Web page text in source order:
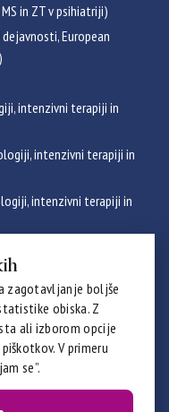
in ZT v psihiatriji)
dejavnosti, European
intenzivni terapiji in
intenzivni terapiji in
intenzivni terapiji in
zagotavljanje boljše
obiska. Z
ali izborom opcije
V primeru
se”.